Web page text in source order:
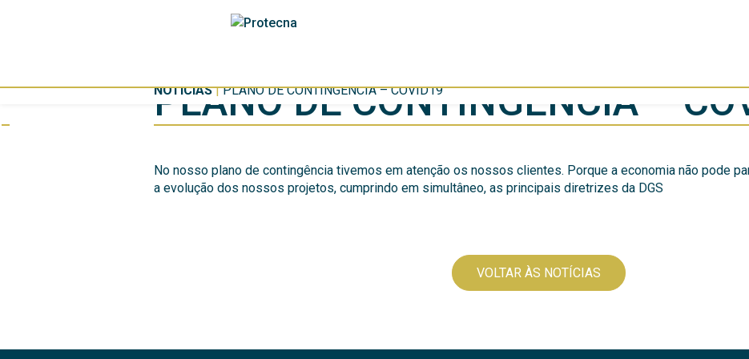
NOTÍCIAS |PLANO DE CONTINGÊNCIA – COVID19
PLANO DE CONTINGÊNCIA –
No nosso plano de contingência tivemos em atenção os nossos clientes. Porque a economia não pode
a evolução dos nossos projetos, cumprindo em simultâneo, as principais diretrizes da DGS
VOLTAR ÀS NOTÍCIAS